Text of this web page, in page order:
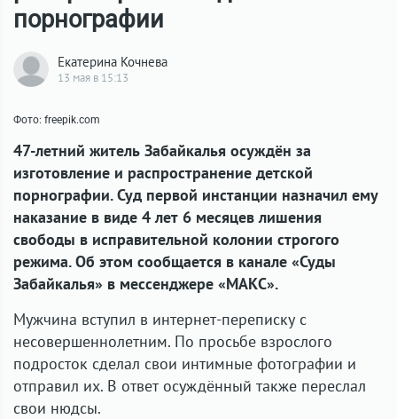
порнографии
Екатерина Кочнева
13 мая в 15:13
Фото: freepik.com
47-летний житель Забайкалья осуждён за
изготовление и распространение детской
порнографии. Суд первой инстанции назначил ему
наказание в виде 4 лет 6 месяцев лишения
свободы в исправительной колонии строгого
режима. Об этом сообщается в канале «Суды
Забайкалья» в мессенджере «МАКС».
Мужчина вступил в интернет-переписку с
несовершеннолетним. По просьбе взрослого
подросток сделал свои интимные фотографии и
отправил их. В ответ осуждённый также переслал
свои нюдсы.